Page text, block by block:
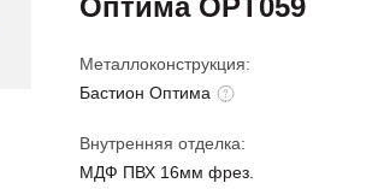
Оптима OPT059
Металлоконструкция:
Бастион Оптима
Внутренняя отделка:
МДФ ПВХ 16мм фрез.